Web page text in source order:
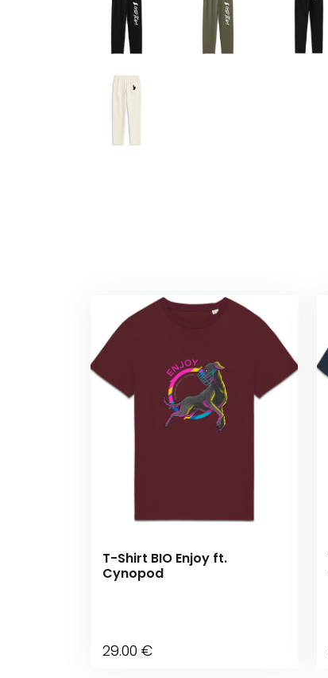
T-Shirt BIO Enjoy ft.
Cynopod
29.00 €